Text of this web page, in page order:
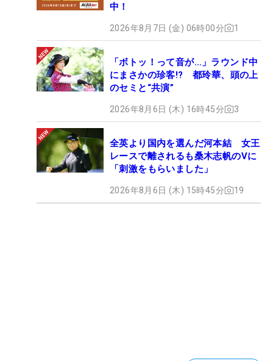
中！
2026年8月7日 (金) 06時00分 1
「ボトッ！って音が…」ラウンド中
にまさかの珍客!? 都玲華、頭の上
のセミと“共演”
2026年8月6日 (木) 16時45分 3
全英より国内を選んだ河本結 女王
レースで離されるも桑木志帆のVに
「刺激をもらいました」
2026年8月6日 (木) 15時45分 19